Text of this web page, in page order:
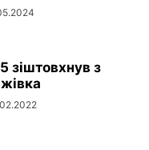
зіштовхнув з